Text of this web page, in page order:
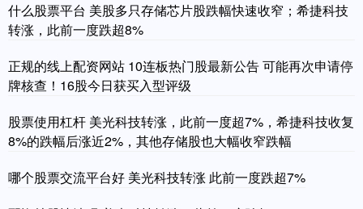
什么股票平台 美股多只存储芯片股跌幅快速收窄；希捷科技
转涨，此前一度跌超8%
正规的线上配资网站 10连板热门股最新公告 可能再次申请停
牌核查！16股今日获买入型评级
股票使用杠杆 美光科技转涨，此前一度超7%，希捷科技收复
8%的跌幅后涨近2%，其他存储股也大幅收窄跌幅
哪个股票交流平台好 美光科技转涨 此前一度跌超7%